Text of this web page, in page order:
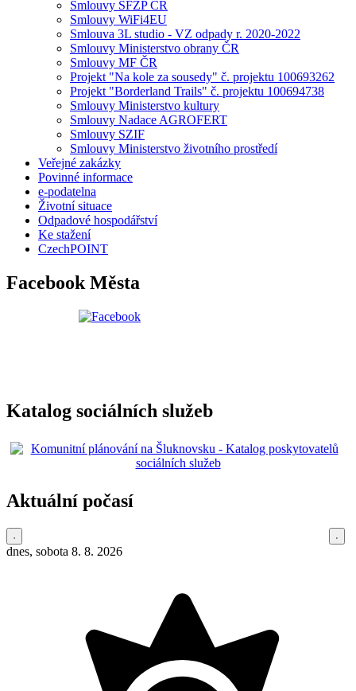
Smlouvy SFŽP ČR
Smlouvy WiFi4EU
Smlouva 3L studio - VZ odpady r. 2020-2022
Smlouvy Ministerstvo obrany ČR
Smlouvy MF ČR
Projekt "Na kole za sousedy" č. projektu 100693262
Projekt "Borderland Trails" č. projektu 100694738
Smlouvy Ministerstvo kultury
Smlouvy Nadace AGROFERT
Smlouvy SZIF
Smlouvy Ministerstvo životního prostředí
Veřejné zakázky
Povinné informace
e-podatelna
Životní situace
Odpadové hospodářství
Ke stažení
CzechPOINT
Facebook Města
Katalog sociálních služeb
Aktuální počasí
dnes, sobota 8. 8. 2026